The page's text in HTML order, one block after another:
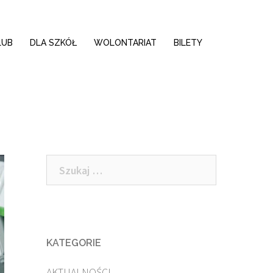
DLA SZKÓŁ WOLONTARIAT BILETY
Szukaj:
KATEGORIE